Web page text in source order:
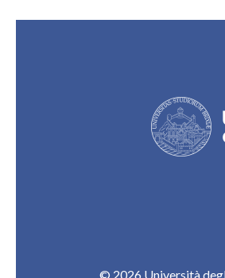
Solutions
© 2026 Università